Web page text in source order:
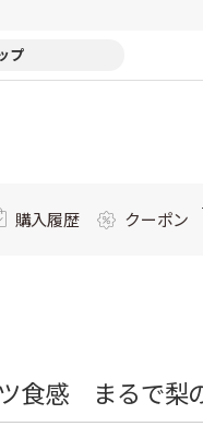
プ
購入履歴 クーポン
食感 まるで梨